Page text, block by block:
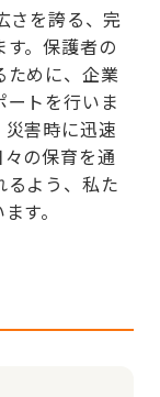
さを誇る、完
。保護者の
ために、企業
ートを行いま
害時に迅速
の保育を通
るよう、私た
す。